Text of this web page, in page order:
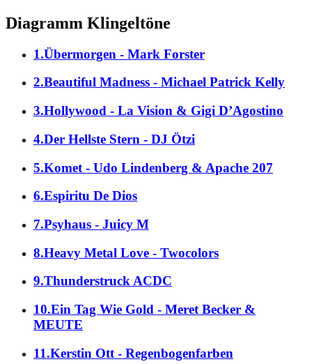
Diagramm Klingeltöne
1.Übermorgen - Mark Forster
2.Beautiful Madness - Michael Patrick Kelly
3.Hollywood - La Vision & Gigi D’Agostino
4.Der Hellste Stern - DJ Ötzi
5.Komet - Udo Lindenberg & Apache 207
6.Espiritu De Dios
7.Psyhaus - Juicy M
8.Heavy Metal Love - Twocolors
9.Thunderstruck ACDC
10.Ein Tag Wie Gold - Meret Becker &
MEUTE
11.Kerstin Ott - Regenbogenfarben